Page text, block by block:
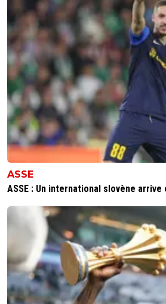
ASSE
ASSE : Un international slovène